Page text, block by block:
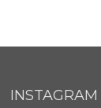
INSTAGRAM